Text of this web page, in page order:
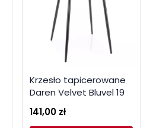
Krzesło tapicerowane
Daren Velvet Bluvel 19
141,00 zł